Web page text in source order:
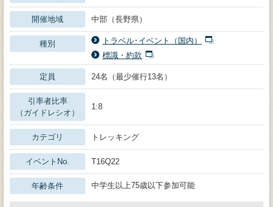
開催地域 中部（長野県）
種別
トラベル･イベント（国内）
標識・約款
定員 24名（最少催行13名）
引率者比率
（ガイドレシオ）
1:8
カテゴリ トレッキング
イベントNo. T16Q22
年齢条件 中学生以上75歳以下参加可能